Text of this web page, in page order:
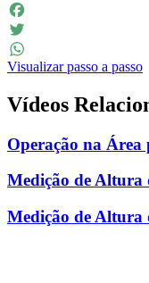
LinkedIn
Facebook
Twitter
WhatsApp
Visualizar passo a passo
Vídeos
Operação na Área
Medição de Altura
Medição de Altura